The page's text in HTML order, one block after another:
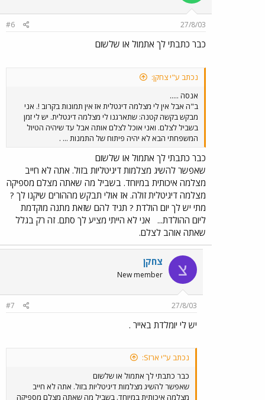
27/8/03
#6
כבר כתבתי לך אתמול או שלשום
נכתב ע"י צחקן:
אנסה .....
ב"ה אבל אין לי מצלמה דיגטלית אז אין תמונות בקרוב !. אני
מבקש בקשה קטנה: שתארגנו לי מצלמה דיגטלית. יש לי זמן
בשביל לצלם. ואני אוכל לצלם אותה אבל עד שיהיה הטיול
המשפחתי הבא לא יהיה פיתוח של התמנות ... .
כבר כתבתי לך אתמול או שלשום
שאפשר להשיג מצלמות דיגיטליות בזול. אתה לא חייב
מצלמה איכותית במיוחד. בשביל מה שאתה מצלם מספיקה
מצלמה דיגיטלית זולה. אז אולי תבקש מההורים שיקנו לך ?
מתי יש לך יום הולדת ? תגיד להם שזאת מתנה מוקדמת
ליום ההולדת...
אני לא הייתי מציע לך סתם. זה רק בגלל
שאתה אוהב לצלם.
צ צחקן
New member
27/8/03
#7
יש לי יומלדת באייר .
נכתב ע"י ארזS:
כבר כתבתי לך אתמול או שלשום
שאפשר להשיג מצלמות דיגיטליות בזול. אתה לא חייב
מצלמה איכותית במיוחד. בשביל מה שאתה מצלם מספיקה